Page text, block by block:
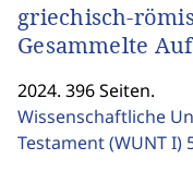
griechisch-
Gesammelte
2024. 396 Seiten.
Wissenschaftliche
Testament (WUNT I)